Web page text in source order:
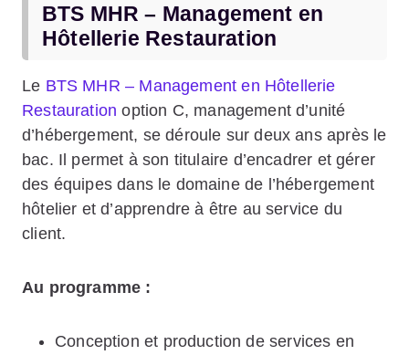
BTS MHR – Management en
Hôtellerie Restauration
Le BTS MHR – Management en Hôtellerie
Restauration option C, management d’unité
d’hébergement, se déroule sur deux ans après le
bac. Il permet à son titulaire d’encadrer et gérer
des équipes dans le domaine de l’hébergement
hôtelier et d’apprendre à être au service du
client.
Au programme :
Conception et production de services en